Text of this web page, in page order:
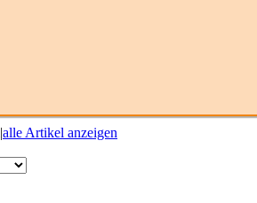
|alle Artikel anzeigen